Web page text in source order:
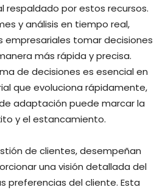
respaldado por estos recursos.
y análisis en tiempo real,
empresariales tomar decisiones
más rápida y precisa.
de decisiones es esencial en
que evoluciona rápidamente,
adaptación puede marcar la
y el estancamiento.
de clientes, desempeñan
una visión detallada del
preferencias del cliente. Esta